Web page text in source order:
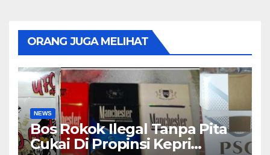
ORANG JUGA MELIHAT
NEWS
Bos Rokok Ilegal Tanpa Pita
Cukai Di Propinsi Kepri